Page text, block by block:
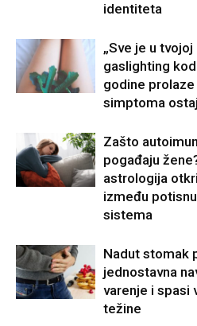
identiteta
„Sve je u
gaslighting
godine
simptoma
Zašto
pogađaju
astrologija
između
sistema
Nadut stomak
jednostavna
varenje i spasi
težine